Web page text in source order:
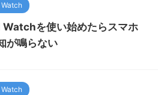
を使い始めたらスマホ
が鳴らない